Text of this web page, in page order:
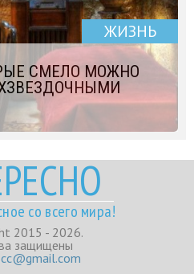
ЖИЗНЬ
СМЕЛО МОЖНО
со всего мира!
2015 - 2026.
защищены